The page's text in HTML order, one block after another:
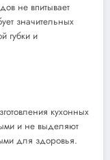
не впитывает
значительных
губки и
кухонных
и не выделяют
для здоровья.